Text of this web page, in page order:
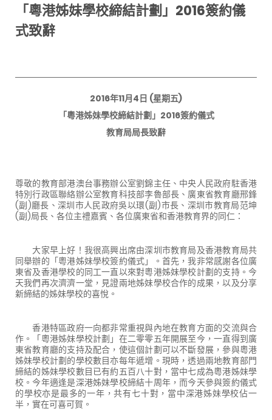
「粵港姊妹學校締結計劃」2016簽約儀
式致辭
2016年11月4日 (星期五)
「粵港姊妹學校締結計劃」2016簽約儀式
教育局局長致辭
尊敬的教育部港澳台事務辦公室劉錦主任、中央人民政府駐香港
特別行政區聯絡辦公室教育科技部李魯部長、廣東省教育廳邢鋒
(副)廳長、深圳市人民政府吳以環(副)市長、深圳市教育局范坤
(副)局長、各位主禮嘉賓、各位廣東省和香港教育界的同仁：
大家早上好！我很高興出席由深圳市教育局及香港教育局共
同舉辦的「粵港姊妹學校簽約儀式」。首先，我非常感謝各位廣
東省及香港學校的同工一直以來對粵港姊妹學校計劃的支持。今
天我們再次濟濟一堂，見證兩地姊妹學校合作的成果，以及分享
新締結的姊妹學校的喜悅。
香港特區政府一向都非常重視與內地在教育方面的交流與合
作。「粵港姊妹學校計劃」在二零零五年開展至今，一直得到廣
東省教育廳的支持及配合，使這個計劃可以不斷發展，參與粵港
姊妹學校計劃的學校數目亦每年遞增。現時，透過兩地教育部門
締結的姊妹學校數目已有約五百八十對，當中七成為粵港姊妹學
校。今年適逢是深港姊妹學校締結十周年，而今天參與簽約儀式
的學校亦是最多的一年，共有七十對，當中深港姊妹學校佔一
半，實在可喜可賀。